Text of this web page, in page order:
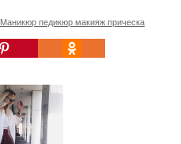
Маникюр педикюр макияж прическа